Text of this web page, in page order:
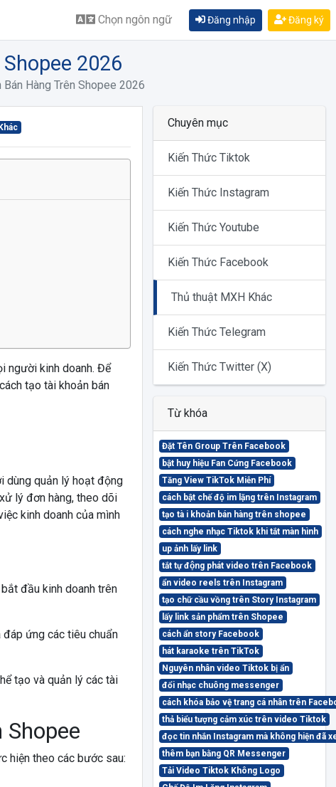
Chọn ngôn ngữ Đăng nhập Đăng ký
2026
Hàng Trên Shopee 2026
người kinh doanh. Để
tạo tài khoản bán
dùng quản lý hoạt động
lý đơn hàng, theo dõi
kinh doanh của mình
đầu kinh doanh trên
ứng các tiêu chuẩn
tạo và quản lý các tài
hiện theo các bước sau:
Chuyên mục
Kiến Thức Tiktok
Kiến Thức Instagram
Kiến Thức Youtube
Kiến Thức Facebook
Thủ thuật MXH Khác
Kiến Thức Telegram
Kiến Thức Twitter (X)
Từ khóa
Đặt Tên Group Trên Facebook
bật huy hiệu Fan Cứng Facebook
Tăng View TikTok Miễn Phí
cách bật chế độ im lặng trên Instagram
tạo tà i khoản bán hàng trên shopee
cách nghe nhạc Tiktok khi tắt màn hình
up ảnh lấy link
tắt tự động phát video trên Facebook
ẩn video reels trên Instagram
tạo chữ cầu vồng trên Story Instagram
lấy link sản phẩm trên Shopee
cách ẩn story Facebook
hát karaoke trên TikTok
Nguyên nhân video Tiktok bị ẩn
đổi nhạc chuông messenger
cách khóa bảo vệ trang cá nhân trên
thả biểu tượng cảm xúc trên video Tiktok
đọc tin nhắn Instagram mà không hiện đã
thêm bạn bằng QR Messenger
Tải Video Tiktok Không Logo